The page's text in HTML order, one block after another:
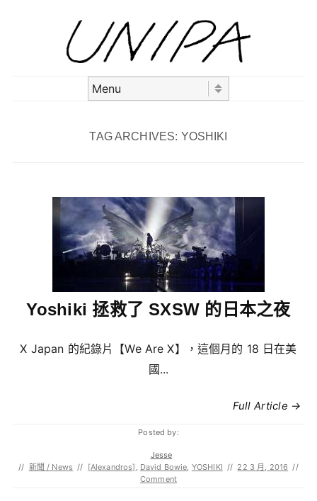
TAG ARCHIVES: YOSHIKI
Yoshiki 拯救了 SXSW 的日本之夜
X Japan 的紀錄片【We Are X】，這個月的 18 日在美
國...
Full Article →
Posted by:
Jesse
// 新聞 / News // [Alexandros] , David Bowie, YOSHIKI // 22 3 月, 2016 //
Comment